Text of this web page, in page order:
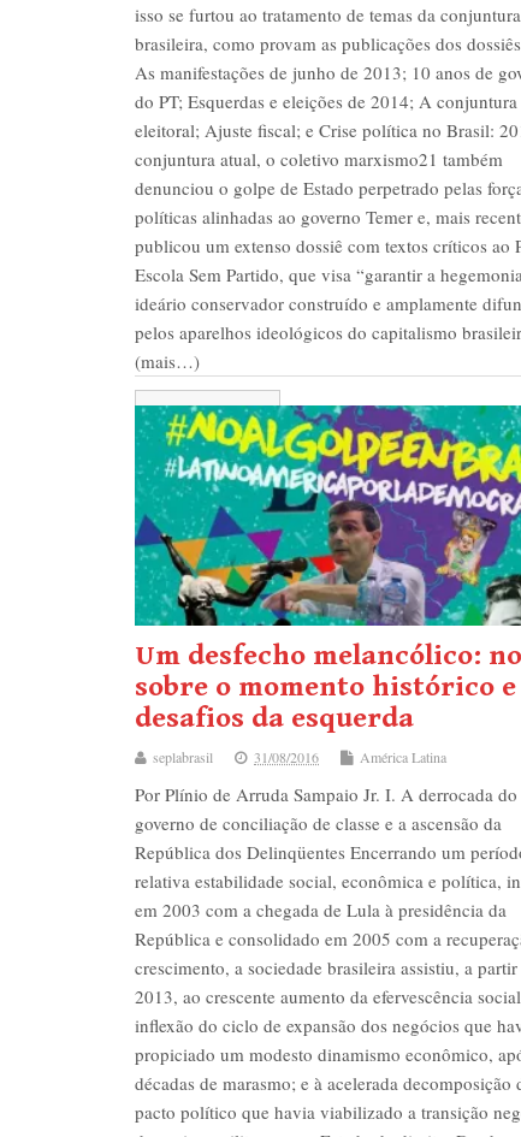
isso se furtou ao tratamento de temas da conjuntura
brasileira, como provam as publicações dos
As manifestações de junho de 2013; 10 anos de
do PT; Esquerdas e eleições de 2014; A
eleitoral; Ajuste fiscal; e Crise política no Brasil:
conjuntura atual, o coletivo marxismo21 também
denunciou o golpe de Estado perpetrado pelas
políticas alinhadas ao governo Temer e, mais
publicou um extenso dossiê com textos críticos ao
Escola Sem Partido, que visa “garantir a
ideário conservador construído e amplamente
pelos aparelhos ideológicos do capitalismo
(mais…)
Leer más/Ler mais
Um desfecho melancólico:
sobre o momento histórico e
desafios da esquerda
seplabrasil 31/08/2016 América Latina
Por Plínio de Arruda Sampaio Jr. I. A derrocada do
governo de conciliação de classe e a ascensão da
República dos Delinqüentes Encerrando um
relativa estabilidade social, econômica e política,
em 2003 com a chegada de Lula à presidência da
República e consolidado em 2005 com a
crescimento, a sociedade brasileira assistiu, a
2013, ao crescente aumento da efervescência
inflexão do ciclo de expansão dos negócios que
propiciado um modesto dinamismo econômico,
décadas de marasmo; e à acelerada decomposição
pacto político que havia viabilizado a transição